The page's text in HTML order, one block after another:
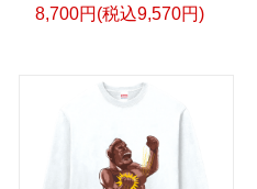
8,700円(税込9,570円)